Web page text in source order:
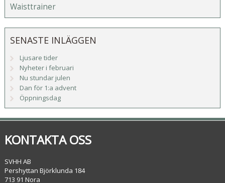
Waisttrainer
SENASTE INLÄGGEN
Ljusare tider
Nyheter i februari
Nu stundar julen
Dan för 1:a advent
Öppningsdag
KONTAKTA OSS
SVHH AB
Pershyttan Björklunda 184
713 91 Nora